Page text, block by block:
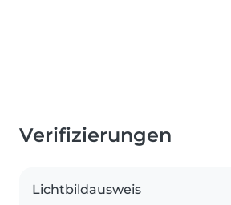
Verifizierungen
Lichtbildausweis